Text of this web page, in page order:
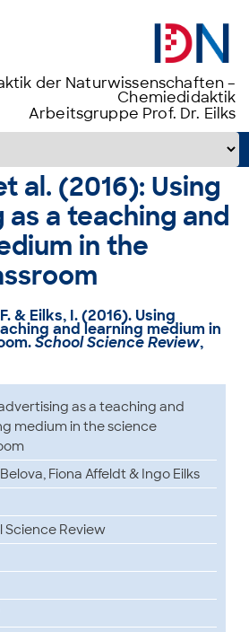
der Naturwissenschaften –
Chemiedidaktik
Arbeitsgruppe Prof. Dr. Eilks
al. (2016): Using
a teaching and
in the
& Eilks, I. (2016). Using
and learning medium in
School Science Review,
as a teaching and
medium in the science
Fiona Affeldt & Ingo Eilks
Science Review